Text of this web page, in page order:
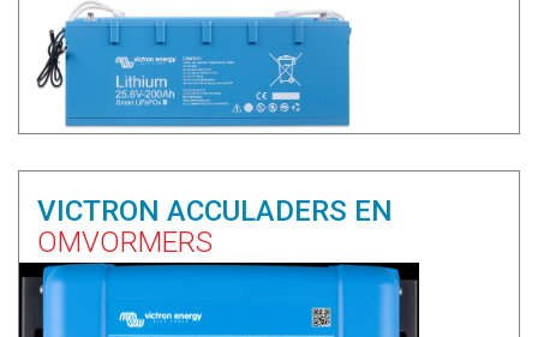
VICTRON ACCULADERS EN
OMVORMERS